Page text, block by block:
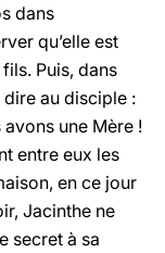
dans
qu’elle est
Puis, dans
dire au disciple :
une Mère !
entre eux les
en ce jour
Jacinthe ne
secret à sa